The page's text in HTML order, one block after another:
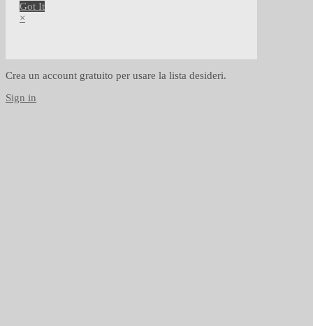
Got It
×
Crea un account gratuito per usare la lista desideri.
Sign in